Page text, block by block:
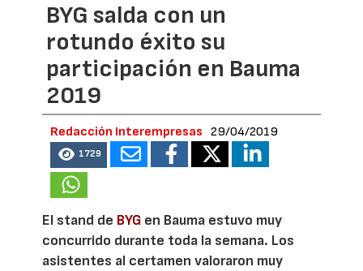
BYG salda con un
rotundo éxito su
participación en Bauma
2019
Redacción Interempresas 29/04/2019
1729
El stand de BYG en Bauma estuvo muy
concurrido durante toda la semana. Los
asistentes al certamen valoraron muy